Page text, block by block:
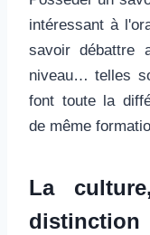
intéressant à
savoir débattre
niveau… telles
font toute la
de même
La
distinction